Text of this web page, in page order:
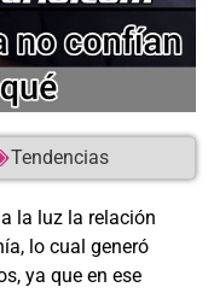
Tendencias
la luz la relación
lo cual generó
ya que en ese